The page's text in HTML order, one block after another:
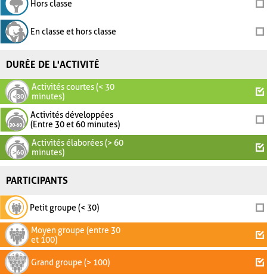
Hors classe
En classe et hors classe
DURÉE DE L'ACTIVITÉ
Activités courtes (< 30
minutes)
Activités développées
(Entre 30 et 60 minutes)
Activités élaborées (> 60
minutes)
PARTICIPANTS
Petit groupe (< 30)
Moyen groupe (entre 30
et 100)
Grand groupe (> 100)